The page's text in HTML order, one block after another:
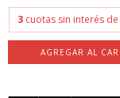
3 cuotas sin interés de